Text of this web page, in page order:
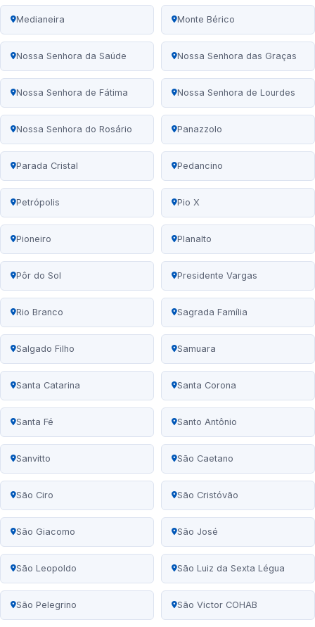
Medianeira Monte Bérico
Nossa Senhora da Saúde Nossa Senhora das Graças
Nossa Senhora de Fátima Nossa Senhora de Lourdes
Nossa Senhora do Rosário Panazzolo
Parada Cristal Pedancino
Petrópolis Pio X
Pioneiro Planalto
Pôr do Sol Presidente Vargas
Rio Branco Sagrada Família
Salgado Filho Samuara
Santa Catarina Santa Corona
Santa Fé Santo Antônio
Sanvitto São Caetano
São Ciro São Cristóvão
São Giacomo São José
São Leopoldo São Luiz da Sexta Légua
São Pelegrino São Victor COHAB